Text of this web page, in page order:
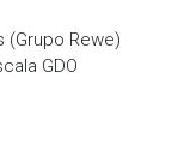
(Grupo Rewe)
GDO